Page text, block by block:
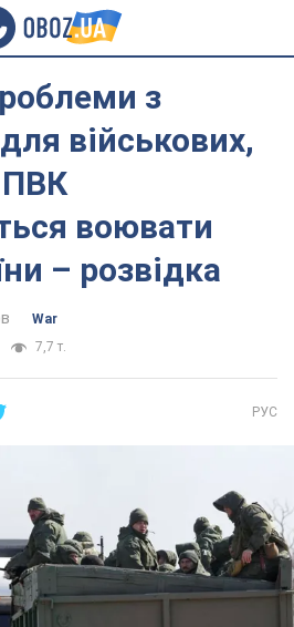
з
військових,
ПВК
воювати
– розвідка
War
7,7 т.
РУС